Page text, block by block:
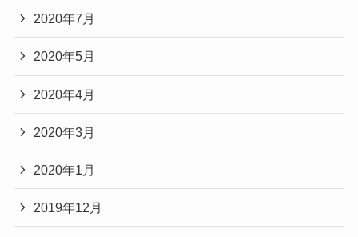
2020年7月
2020年5月
2020年4月
2020年3月
2020年1月
2019年12月